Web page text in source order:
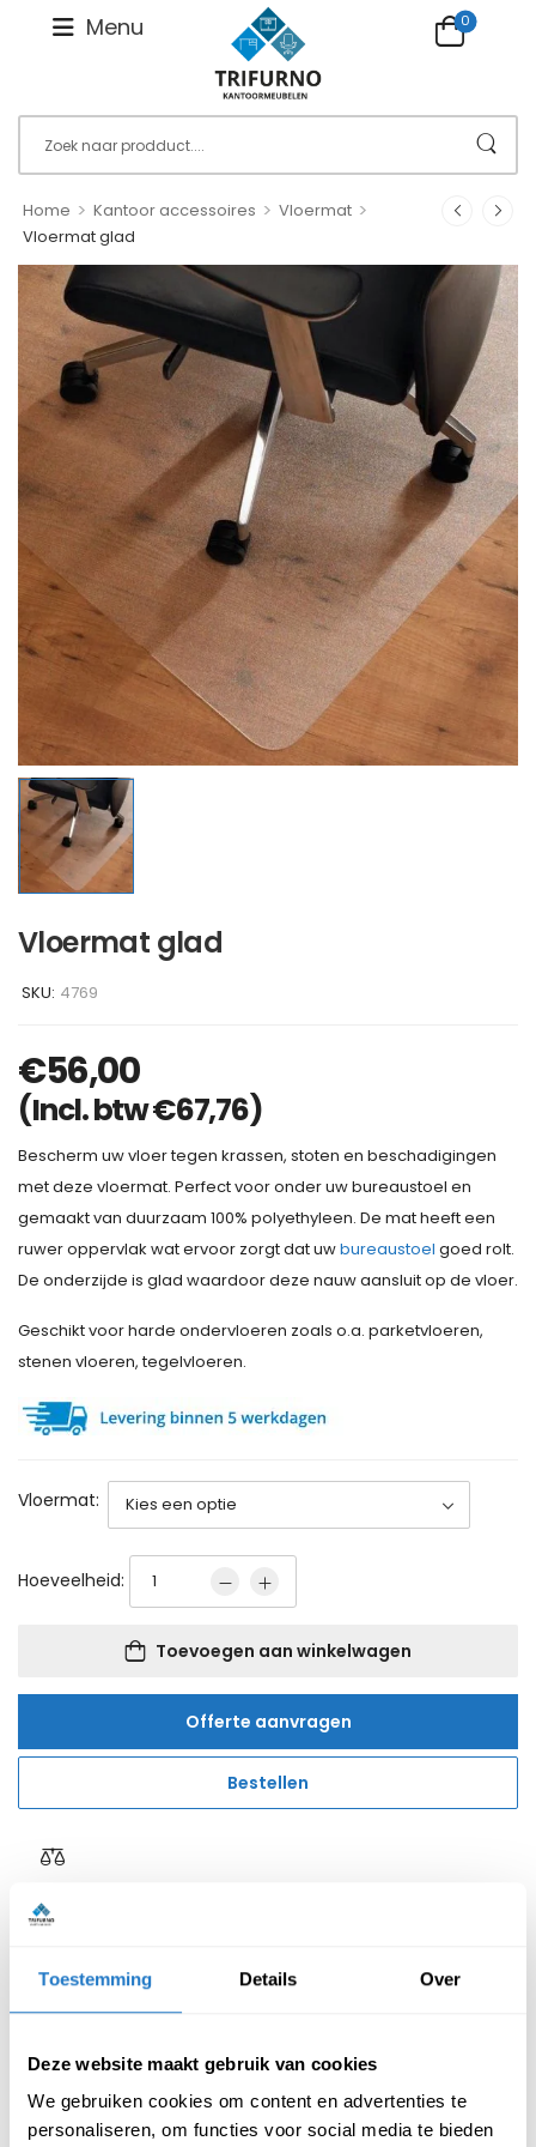
Toestemming Details Over
Deze website maakt gebruik van cookies
We gebruiken cookies om content en advertenties te
personaliseren, om functies voor social media te bieden
Menu 0
Home > Kantoor accessoires > Vloermat >
Vloermat glad
Vloermat glad
SKU: 4769
€56,00
(Incl. btw€67,76)
Bescherm uw vloer tegen krassen, stoten en beschadigingen
met deze vloermat. Perfect voor onder uw bureaustoel en
gemaakt van duurzaam 100% polyethyleen. De mat heeft een
ruwer oppervlak wat ervoor zorgt dat uwbureaustoel goed rolt.
De onderzijde is glad waardoor deze nauw aansluit op de vloer.
Geschikt voor harde ondervloeren zoals o.a. parketvloeren,
stenen vloeren, tegelvloeren.
Vloermat:
Hoeveelheid:
Toevoegen aan winkelwagen
Offerte aanvragen
Bestellen
Reviews van klanten
Beschrijving Specificatie